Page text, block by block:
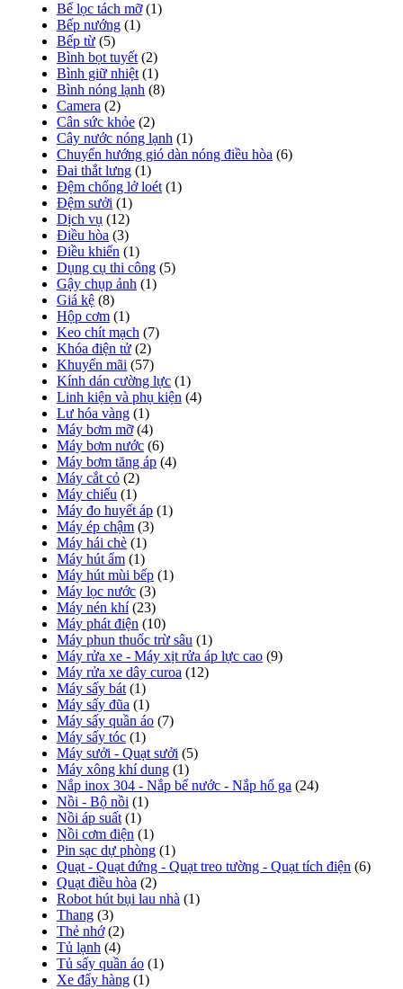
Bể lọc tách mỡ (1)
Bếp nướng (1)
Bếp từ (5)
Bình bọt tuyết (2)
Bình giữ nhiệt (1)
Bình nóng lạnh (8)
Camera (2)
Cân sức khỏe (2)
Cây nước nóng lạnh (1)
Chuyển hướng gió dàn nóng điều hòa (6)
Đai thắt lưng (1)
Đệm chống lở loét (1)
Đệm sưởi (1)
Dịch vụ (12)
Điều hòa (3)
Điều khiển (1)
Dụng cụ thi công (5)
Gậy chụp ảnh (1)
Giá kệ (8)
Hộp cơm (1)
Keo chít mạch (7)
Khóa điện tử (2)
Khuyến mãi (57)
Kính dán cường lực (1)
Linh kiện và phụ kiện (4)
Lư hóa vàng (1)
Máy bơm mỡ (4)
Máy bơm nước (6)
Máy bơm tăng áp (4)
Máy cắt cỏ (2)
Máy chiếu (1)
Máy đo huyết áp (1)
Máy ép chậm (3)
Máy hái chè (1)
Máy hút ẩm (1)
Máy hút mùi bếp (1)
Máy lọc nước (3)
Máy nén khí (23)
Máy phát điện (10)
Máy phun thuốc trừ sâu (1)
Máy rửa xe - Máy xịt rửa áp lực cao (9)
Máy rửa xe dây curoa (12)
Máy sấy bát (1)
Máy sấy đũa (1)
Máy sấy quần áo (7)
Máy sấy tóc (1)
Máy sưởi - Quạt sưởi (5)
Máy xông khí dung (1)
Nắp inox 304 - Nắp bể nước - Nắp hố ga (24)
Nồi - Bộ nồi (1)
Nồi áp suất (1)
Nồi cơm điện (1)
Pin sạc dự phòng (1)
Quạt - Quạt đứng - Quạt treo tường - Quạt tích điện (6)
Quạt điều hòa (2)
Robot hút bụi lau nhà (1)
Thang (3)
Thẻ nhớ (2)
Tủ lạnh (4)
Tủ sấy quần áo (1)
Xe đẩy hàng (1)